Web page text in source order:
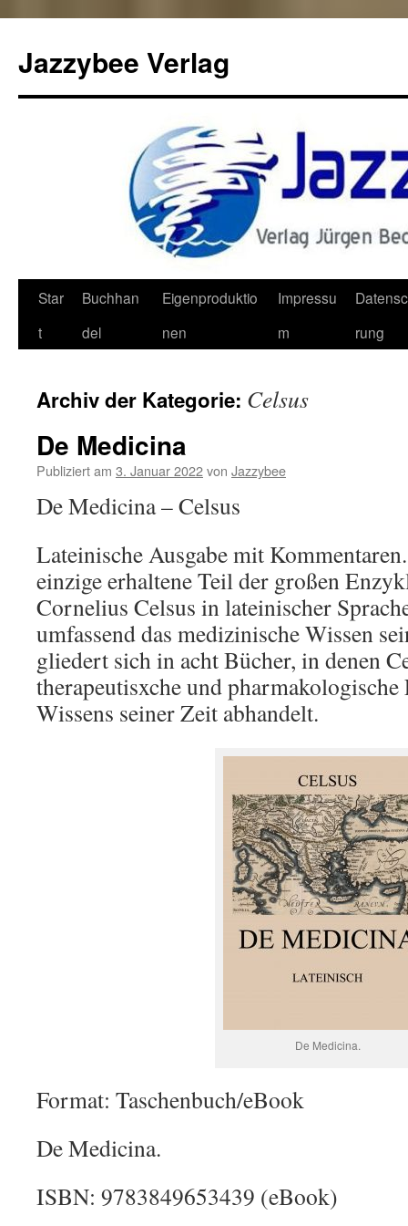
Jazzybee Verlag
Zum
Inhalt
Star
t
Buchhan
del
Eigenproduktio
nen
Impressu
m
rung
Archiv der Kategorie: Celsus
De Medicina
Publiziert am 3. Januar 2022von Jazzybee
De Medicina – Celsus
Lateinische Ausgabe mit
einzige erhaltene Teil der großen
Cornelius Celsus in lateinischer
umfassend das medizinische Wissen
gliedert sich in acht Bücher, in denen
therapeutisxche und
Wissens seiner Zeit abhandelt.
De Medicina.
Format: Taschenbuch/eBook
De Medicina.
ISBN: 9783849653439 (eBook)